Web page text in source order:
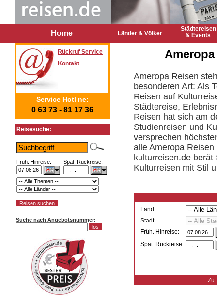
Home Länder & Völker
Städtereisen
& Events
Rückruf Service
Kontakt
Service Hotline:
0 63 73 - 81 17 36
Reisesuche:
Früh. Hinreise: Spät. Rückreise:
Suche nach Angebotsnummer:
Ameropa Reisen
besonderen Art: Als
Reisen auf
Städtereise,
Reisen hat sich am
Studienreisen und
versprechen
alle Ameropa
kulturreisen.de berät
Kulturreisen mit Stil
Land:
Stadt:
Früh. Hinreise:
Spät. Rückreise:
Zu